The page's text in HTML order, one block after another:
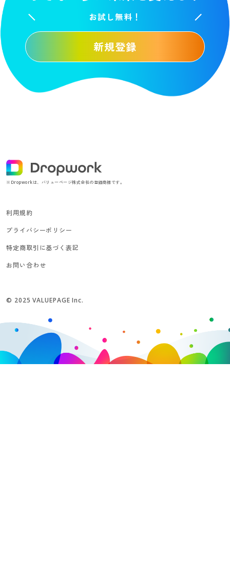
お試し無料！
新規登録
※Dropworkは、バリューページ株式会社の登録商標です。
利用規約
プライバシーポリシー
特定商取引に基づく表記
お問い合わせ
© 2025 VALUEPAGE Inc.